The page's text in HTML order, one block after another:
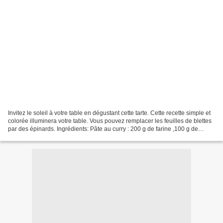
Invitez le soleil à votre table en dégustant cette tarte. Cette recette simple et
colorée illuminera votre table. Vous pouvez remplacer les feuilles de blettes
par des épinards. Ingrédients: Pâte au curry : 200 g de farine ,100 g de